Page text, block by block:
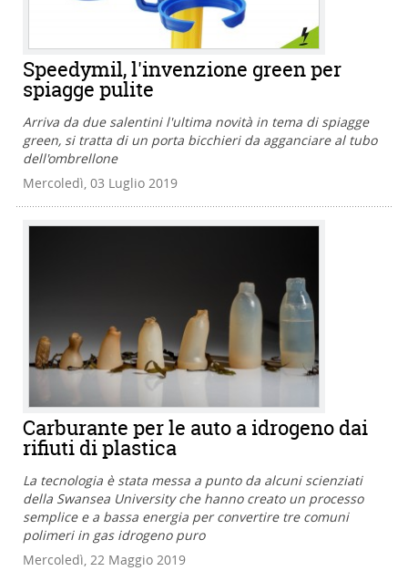
Speedymil, l'invenzione green per
spiagge pulite
Arriva da due salentini l'ultima novità in tema di spiagge
green, si tratta di un porta bicchieri da agganciare al tubo
dell'ombrellone
Mercoledì, 03 Luglio 2019
Carburante per le auto a idrogeno dai
rifiuti di plastica
La tecnologia è stata messa a punto da alcuni scienziati
della Swansea University che hanno creato un processo
semplice e a bassa energia per convertire tre comuni
polimeri in gas idrogeno puro
Mercoledì, 22 Maggio 2019